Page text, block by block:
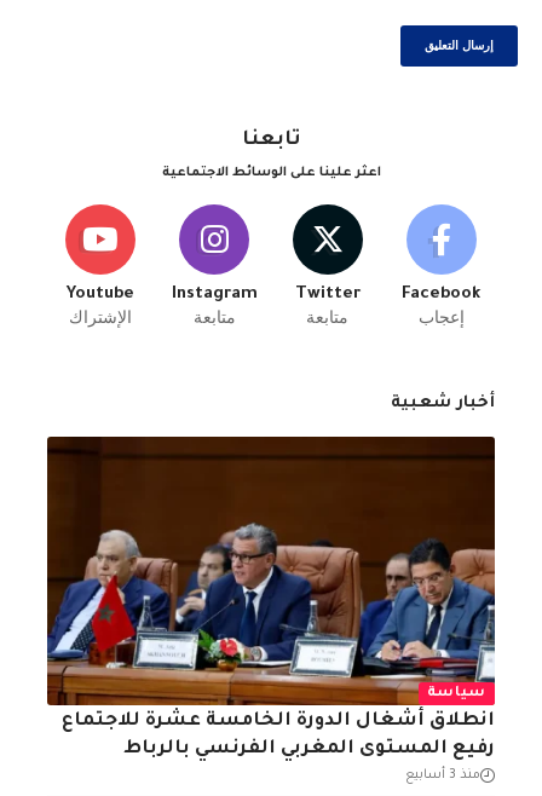
تابعنا
اعثر علينا على الوسائط الاجتماعية
Facebook
إعجاب
Twitter
متابعة
Instagram
متابعة
Youtube
الإشتراك
أخبار شعبية
سياسة
انطلاق أشغال الدورة الخامسة عشرة للاجتماع
رفيع المستوى المغربي الفرنسي بالرباط
منذ 3 أسابيع